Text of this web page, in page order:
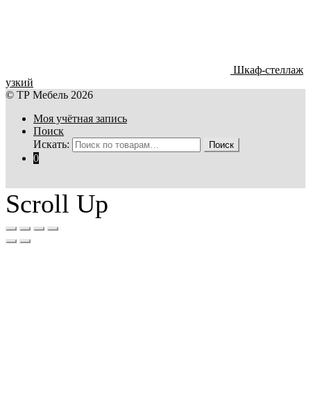
Шкаф-стеллаж
узкий
© ТР Мебель 2026
Моя учётная запись
Поиск
Искать:
Поиск
0
Scroll Up